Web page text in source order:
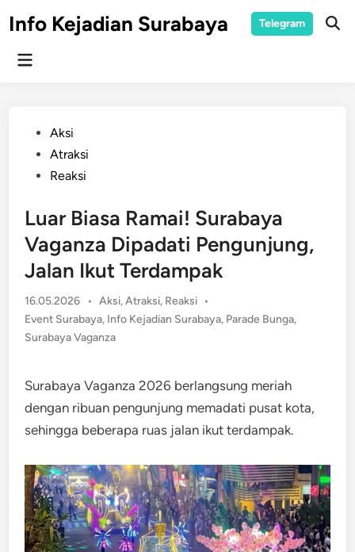
toInfo Kejadian Surabaya Telegram
Main
PostedAksi
Atraksi
Reaksi
Luar Biasa Ramai! Surabaya
Vaganza Dipadati Pengunjung,
Jalan Ikut Terdampak
16.05.2026 • Posted
in
Aksi,Atraksi, Reaksi •
Event Surabaya, Info Kejadian Surabaya, Parade Bunga,
Surabaya Vaganza
Surabaya Vaganza 2026 berlangsung meriah
dengan ribuan pengunjung memadati pusat kota,
sehingga beberapa ruas jalan ikut terdampak.